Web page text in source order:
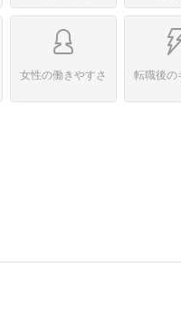
女性の働きやすさ 転職後の